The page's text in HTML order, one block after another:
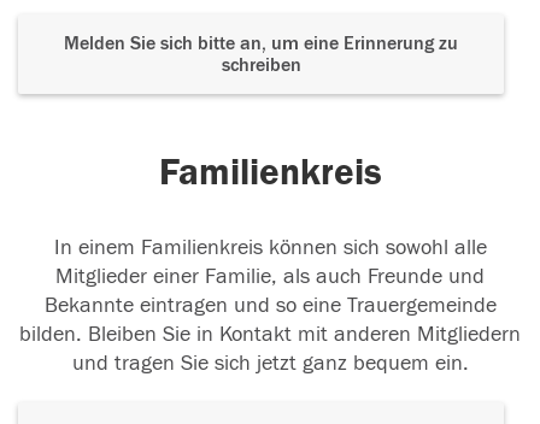
Melden Sie sich bitte an, um eine Erinnerung zu
schreiben
Familienkreis
In einem Familienkreis können sich sowohl alle
Mitglieder einer Familie, als auch Freunde und
Bekannte eintragen und so eine Trauergemeinde
bilden. Bleiben Sie in Kontakt mit anderen Mitgliedern
und tragen Sie sich jetzt ganz bequem ein.